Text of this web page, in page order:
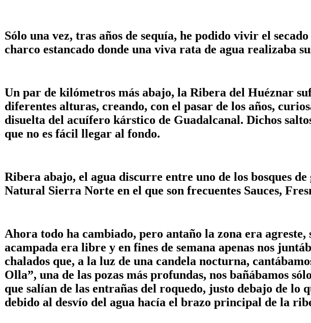
Sólo una vez, tras años de sequía, he podido vivir el
charco estancado donde una viva rata de agua realizaba
Un par de kilómetros más abajo, la Ribera del Huéznar
diferentes alturas, creando, con el pasar de los años,
disuelta del acuífero kárstico de Guadalcanal. Dichos
que no es fácil llegar al fondo.
Ribera abajo, el agua discurre entre uno de los bosques
Natural Sierra Norte en el que son frecuentes Sauces,
Ahora todo ha cambiado, pero antaño la zona era
acampada era libre y en fines de semana apenas nos
chalados que, a la luz de una candela nocturna,
Olla”, una de las pozas más profundas, nos bañábamos
que salían de las entrañas del roquedo, justo debajo de lo
debido al desvío del agua hacía el brazo principal de la